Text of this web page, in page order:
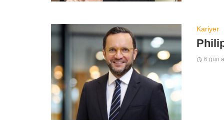
Kariyer
6 gün